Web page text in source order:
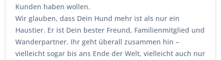
Kunden haben wollen.
Wir glauben, dass Dein Hund mehr ist als nur ein
Haustier. Er ist Dein bester Freund, Familienmitglied und
Wanderpartner. Ihr geht überall zusammen hin –
vielleicht sogar bis ans Ende der Welt, vielleicht auch nur